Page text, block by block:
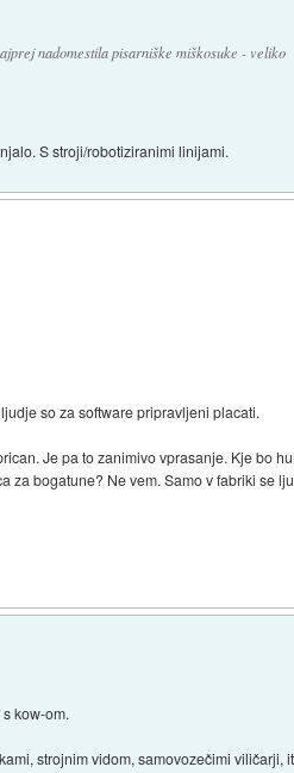
nadomestila pisarniške miškosuke - veliko
S stroji/robotiziranimi linijami.
so za software pripravljeni placati.
Je pa to zanimivo vprasanje. Kje bo
za bogatune? Ne vem. Samo v fabriki se
kow-om.
strojnim vidom, samovozečimi viličarji,